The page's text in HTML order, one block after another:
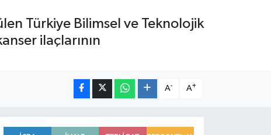
Türkiye Bilimsel ve Teknolojik
ilaçlarının
A- A+